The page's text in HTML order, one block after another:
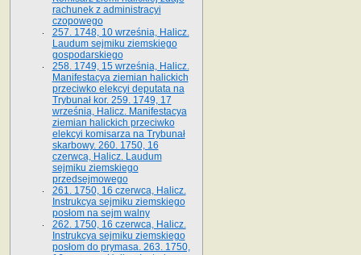
rachunek z administracyi
czopowego
257. 1748, 10 września, Halicz.
Laudum sejmiku ziemskiego
gospodarskiego
258. 1749, 15 września, Halicz.
Manifestacya ziemian halickich
przeciwko elekcyi deputata na
Trybunał kor. 259. 1749, 17
września, Halicz. Manifestacya
ziemian halickich przeciwko
elekcyi komisarza na Trybunał
skarbowy. 260. 1750, 16
czerwca, Halicz. Laudum
sejmiku ziemskiego
przedsejmowego
261. 1750, 16 czerwca, Halicz.
Instrukcya sejmiku ziemskiego
posłom na sejm walny
262. 1750, 16 czerwca, Halicz.
Instrukcya sejmiku ziemskiego
posłom do prymasa. 263. 1750,